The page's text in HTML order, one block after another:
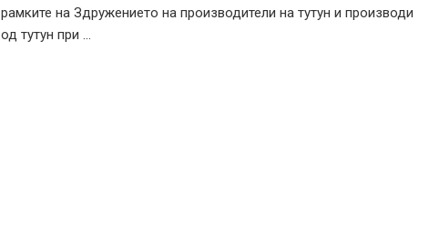
рамките на Здружението на производители на тутун и производи
од тутун при ...